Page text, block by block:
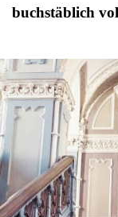
buchstäblich